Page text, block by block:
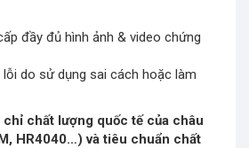
đầy đủ hình ảnh & video chứng
lỗi do sử dụng sai cách hoặc làm
chất lượng quốc tế của châu
HR4040…) và tiêu chuẩn chất